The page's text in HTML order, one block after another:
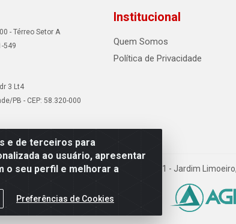
e de terceiros para
ao usuário, apresentar
o seu perfil e melhorar a
Preferências de Cookies
- Térreo Setor A
549
3 Lt4
PB - CEP: 58.320-000
Institucional
Quem Somos
Política de Privacidade
- Rua Francisco Sousa dos Santos, 731 - Jardim